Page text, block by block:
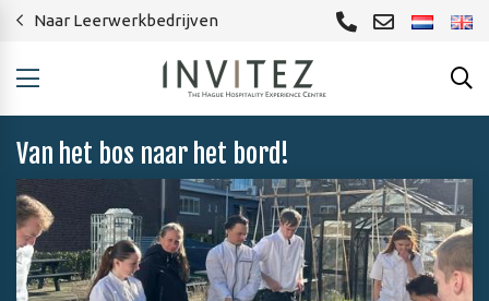
Naar Leerwerkbedrijven
Van het bos naar het bord!